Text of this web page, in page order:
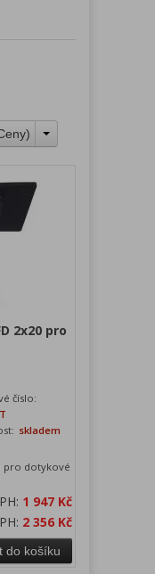
)
2x20 pro
číslo:
skladem
pro dotykové
1 947 Kč
2 356 Kč
do košíku